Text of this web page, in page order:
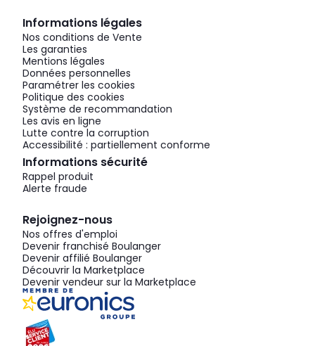
Informations légales
Nos conditions de Vente
Les garanties
Mentions légales
Données personnelles
Paramétrer les cookies
Politique des cookies
Système de recommandation
Les avis en ligne
Lutte contre la corruption
Accessibilité : partiellement conforme
Informations sécurité
Rappel produit
Alerte fraude
Rejoignez-nous
Nos offres d'emploi
Devenir franchisé Boulanger
Devenir affilié Boulanger
Découvrir la Marketplace
Devenir vendeur sur la Marketplace